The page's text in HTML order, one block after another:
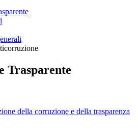
Trasparente
della corruzione e della trasparenza